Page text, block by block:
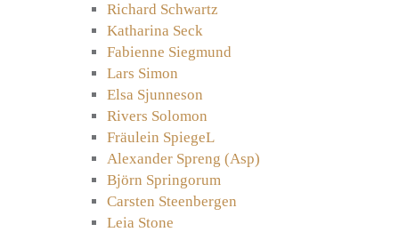
Richard Schwartz
Katharina Seck
Fabienne Siegmund
Lars Simon
Elsa Sjunneson
Rivers Solomon
Fräulein SpiegeL
Alexander Spreng (Asp)
Björn Springorum
Carsten Steenbergen
Leia Stone